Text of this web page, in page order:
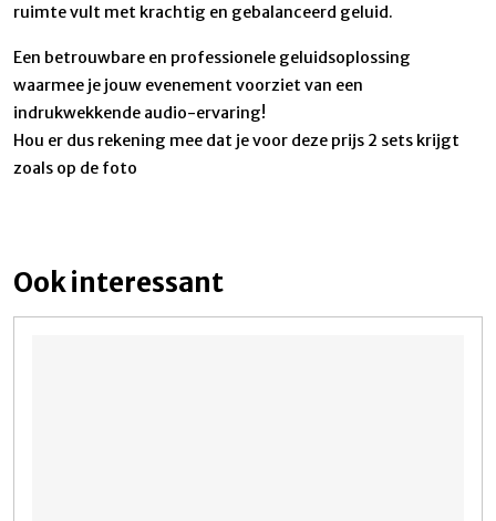
ruimte vult met krachtig en gebalanceerd geluid.
Een betrouwbare en professionele geluidsoplossing
waarmee je jouw evenement voorziet van een
indrukwekkende audio-ervaring!
Hou er dus rekening mee dat je voor deze prijs 2 sets krijgt
zoals op de foto
Ook interessant